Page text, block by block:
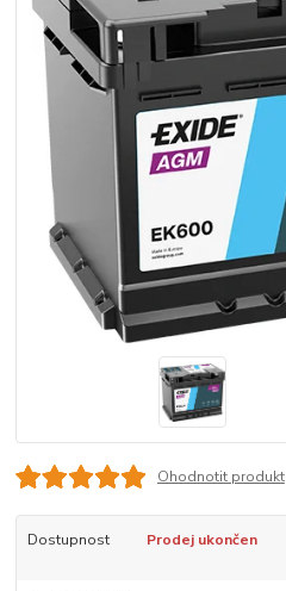
Ohodnotit produkt
Dostupnost Prodej ukončen